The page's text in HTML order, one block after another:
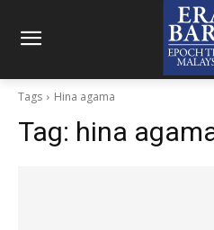
Tags Hina agama
Tag: hina